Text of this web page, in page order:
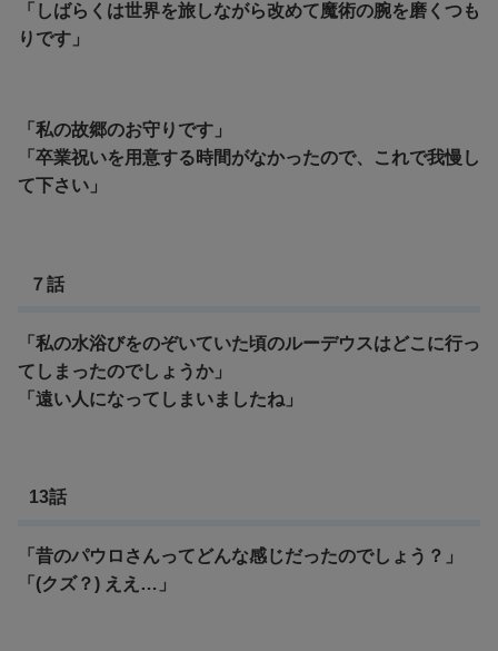
「しばらくは世界を旅しながら改めて魔術の腕を磨くつも
りです」
「私の故郷のお守りです」
「卒業祝いを用意する時間がなかったので、これで我慢し
て下さい」
７話
「私の水浴びをのぞいていた頃のルーデウスはどこに行っ
てしまったのでしょうか」
「遠い人になってしまいましたね」
13話
「昔のパウロさんってどんな感じだったのでしょう？」
「(クズ？) ええ…」